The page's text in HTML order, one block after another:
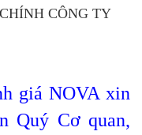
CÔNG TY
giá NOVA xin
Quý Cơ quan,